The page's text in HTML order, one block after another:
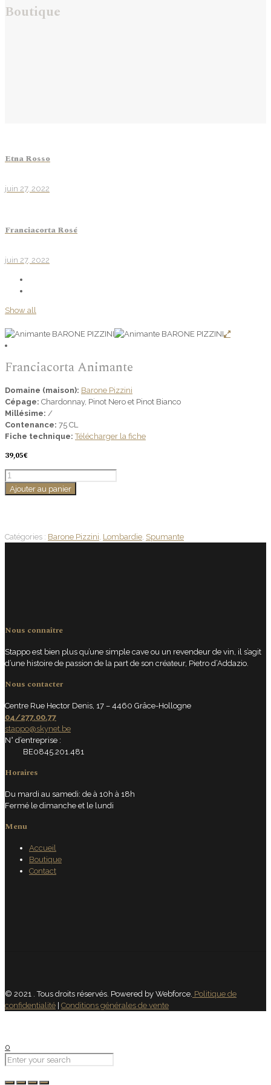
Boutique
Etna Rosso
juin 27, 2022
Franciacorta Rosé
juin 27, 2022
Show all
Franciacorta Animante
Domaine (maison): Barone Pizzini
Cépage: Chardonnay, Pinot Nero et Pinot Bianco
Millésime: /
Contenance: 75 CL
Fiche technique: Télécharger la fiche
39,05€
quantité
de
Franciacorta
Ajouter au panier
Catégories : Barone Pizzini, Lombardie, Spumante
Nous connaître
Stappo est bien plus qu’une simple cave ou un revendeur de vin, il s’agit
d’une histoire de passion de la part de son créateur, Pietro d’Addazio.
Nous contacter
Centre Rue Hector Denis, 17 – 4460 Grâce-Hollogne
04/277.00.77
stappo@skynet.be
N° d’entreprise :
BE0845.201.481
Horaires
Du mardi au samedi: de à 10h à 18h
Fermé le dimanche et le lundi
Menu
Accueil
Boutique
Contact
© 2021 . Tous droits réservés. Powered by Webforce. Politique de
confidentialité Conditions générales de vente
0